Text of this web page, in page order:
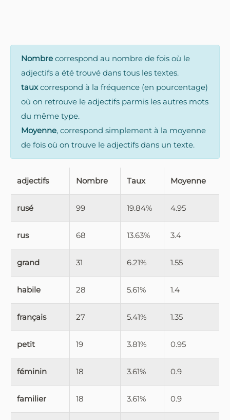
Nombre correspond au nombre de fois où le
adjectifs a été trouvé dans tous les textes.
tauxcorrespond à la fréquence (en pourcentage)
où on retrouve le adjectifs parmis les autres mots
du même type.
Moyenne, correspond simplement à la moyenne
de fois où on trouve le adjectifs dans un texte.
adjectifs Nombre Taux Moyenne
rusé 99 19.84% 4.95
rus 68 13.63% 3.4
grand 31 6.21% 1.55
habile 28 5.61% 1.4
français 27 5.41% 1.35
petit 19 3.81% 0.95
féminin 18 3.61% 0.9
familier 18 3.61% 0.9